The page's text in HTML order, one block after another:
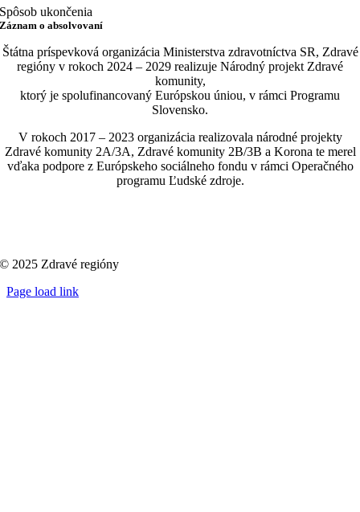
Spôsob ukončenia
Záznam o absolvovaní
Štátna príspevková organizácia Ministerstva zdravotníctva SR, Zdravé
regióny v rokoch 2024 – 2029 realizuje Národný projekt Zdravé
komunity,
ktorý je spolufinancovaný Európskou úniou, v rámci Programu
Slovensko.
V rokoch 2017 – 2023 organizácia realizovala národné projekty
Zdravé komunity 2A/3A, Zdravé komunity 2B/3B a Korona te merel
vďaka podpore z Európskeho sociálneho fondu v rámci Operačného
programu Ľudské zdroje.
© 2025 Zdravé regióny
Page load link